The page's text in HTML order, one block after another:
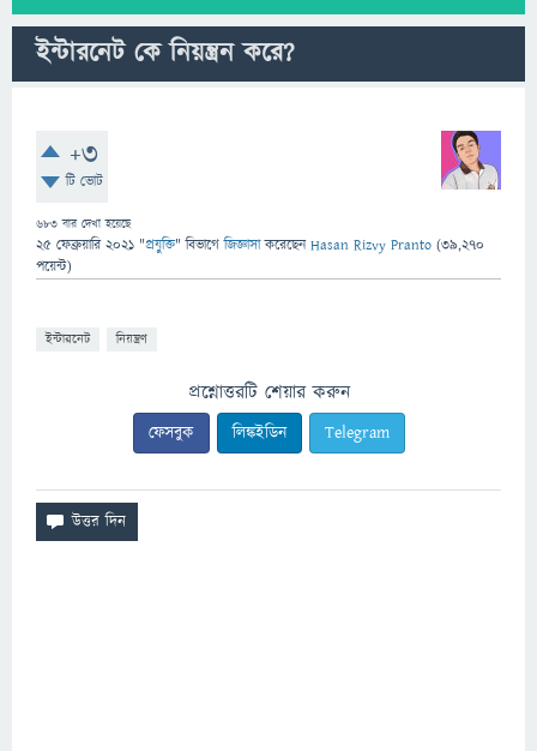
ইন্টারনেট কে নিয়ন্ত্রন করে?
+3
টি ভোট
683 বার দেখা হয়েছে
25 ফেব্রুয়ারি 2021 "প্রযুক্তি" বিভাগে জিজ্ঞাসাকরেছেনHasan Rizvy Pranto (39,270
পয়েন্ট)
ইন্টারনেট নিয়ন্ত্রণ
প্রশ্নোত্তরটি শেয়ার করুন
ফেসবুক লিঙ্কইডিন Telegram